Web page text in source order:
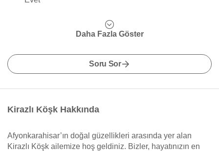
Daha Fazla Göster
Soru Sor
Kirazlı Köşk Hakkında
Afyonkarahisar’ın doğal güzellikleri arasında yer alan
Kirazlı Köşk ailemize hoş geldiniz. Bizler, hayatınızın en